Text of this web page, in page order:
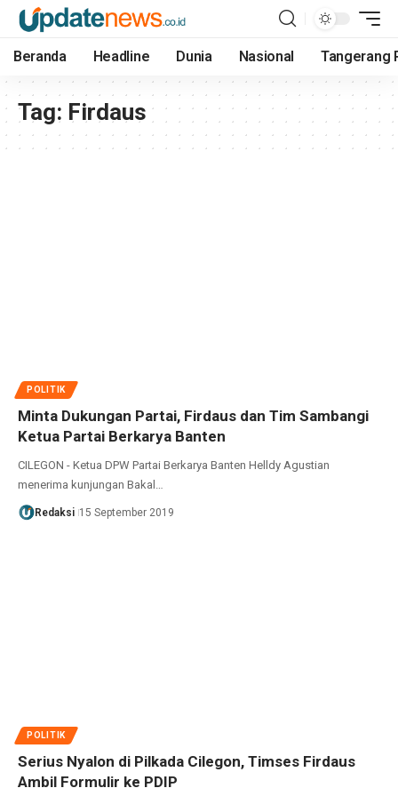
Beranda Headline Dunia Nasional Tangerang
Tag: Firdaus
POLITIK
Minta Dukungan Partai, Firdaus dan Tim Sambangi
Ketua Partai Berkarya Banten
CILEGON - Ketua DPW Partai Berkarya Banten Helldy Agustian
menerima kunjungan Bakal…
Redaksi 15 September 2019
POLITIK
Serius Nyalon di Pilkada Cilegon, Timses Firdaus
Ambil Formulir ke PDIP